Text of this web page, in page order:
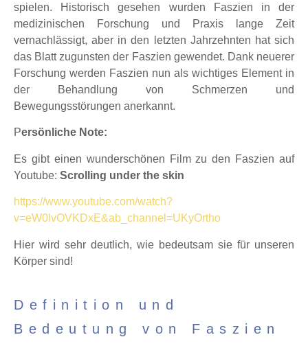
spielen. Historisch gesehen wurden Faszien in der
medizinischen Forschung und Praxis lange Zeit
vernachlässigt, aber in den letzten Jahrzehnten hat sich
das Blatt zugunsten der Faszien gewendet. Dank neuerer
Forschung werden Faszien nun als wichtiges Element in
der Behandlung von Schmerzen und
Bewegungsstörungen anerkannt.
Persönliche Note:
Es gibt einen wunderschönen Film zu den Faszien auf
Youtube: Scrolling under the skin
https://www.youtube.com/watch?
v=eW0lvOVKDxE&ab_channel=UKyOrtho
Hier wird sehr deutlich, wie bedeutsam sie für unseren
Körper sind!
Definition und
Bedeutung von Faszien